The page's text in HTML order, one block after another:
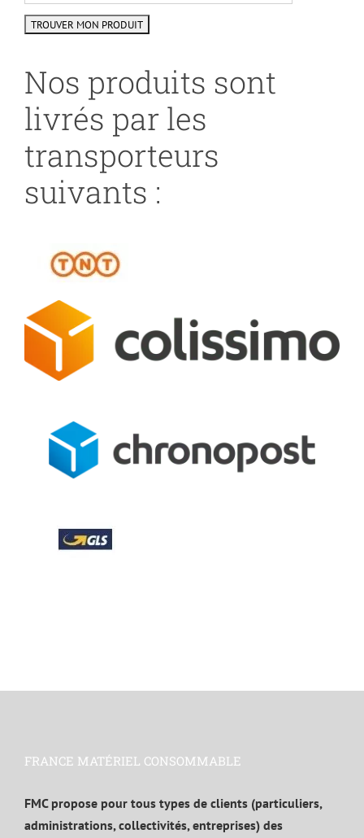
Nos produits sont
livrés par les
transporteurs
suivants :
FRANCE MATÉRIEL CONSOMMABLE
FMC propose pour tous types de clients (particuliers,
administrations, collectivités, entreprises) des